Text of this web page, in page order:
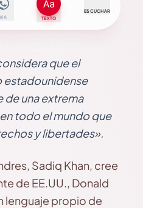
TEXTO
ESCUCHAR
que el
estadounidense
de una extrema
todo el mundo que
y libertades».
Sadiq Khan, cree
de EE.UU., Donald
lenguaje propio de